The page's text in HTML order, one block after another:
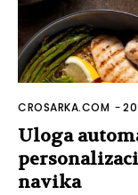
CROSARKA.COM -
Uloga
navika